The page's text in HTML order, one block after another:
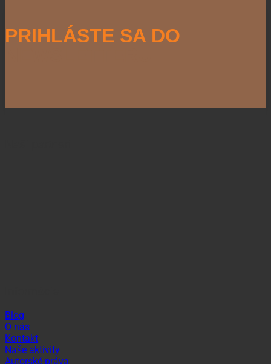
PRIHLÁSTE SA DO
Blog
O nás
Kontakt
Naše aktivity
Autorské práva